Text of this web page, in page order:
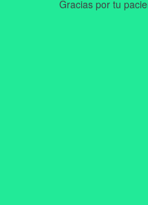
Gracias por tu